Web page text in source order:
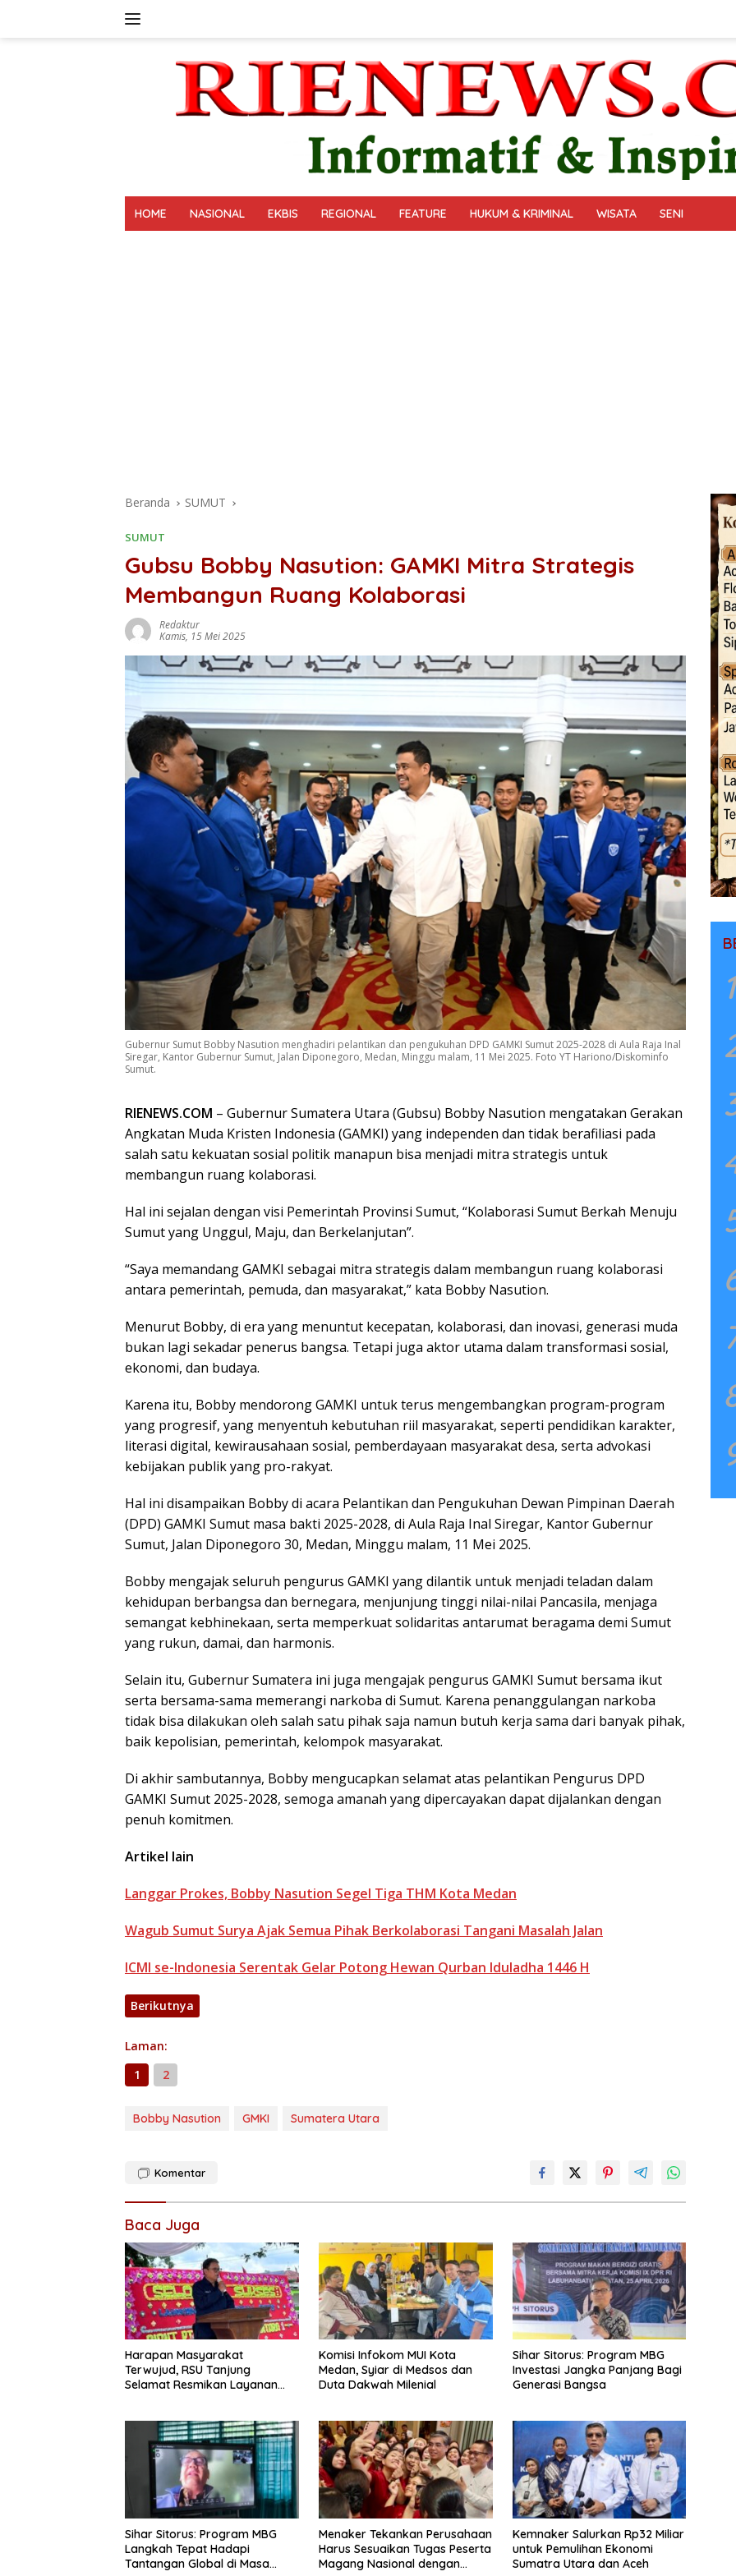
HOME NASIONAL EKBIS REGIONAL FEATURE HUKUM & KRIMINAL WISATA SENI
Beranda SUMUT
SUMUT
Gubsu Bobby Nasution: GAMKI Mitra Strategis
Membangun Ruang Kolaborasi
Redaktur
Kamis, 15 Mei 2025
Gubernur Sumut Bobby Nasution menghadiri pelantikan dan pengukuhan DPD GAMKI Sumut 2025-2028 di Aula Raja Inal
Siregar, Kantor Gubernur Sumut, Jalan Diponegoro, Medan, Minggu malam, 11 Mei 2025. Foto YT Hariono/Diskominfo
Sumut.
RIENEWS.COM – Gubernur Sumatera Utara (Gubsu) Bobby Nasution mengatakan Gerakan
Angkatan Muda Kristen Indonesia (GAMKI) yang independen dan tidak berafiliasi pada
salah satu kekuatan sosial politik manapun bisa menjadi mitra strategis untuk
membangun ruang kolaborasi.
Hal ini sejalan dengan visi Pemerintah Provinsi Sumut, “Kolaborasi Sumut Berkah Menuju
Sumut yang Unggul, Maju, dan Berkelanjutan”.
“Saya memandang GAMKI sebagai mitra strategis dalam membangun ruang kolaborasi
antara pemerintah, pemuda, dan masyarakat,” kata Bobby Nasution.
Menurut Bobby, di era yang menuntut kecepatan, kolaborasi, dan inovasi, generasi muda
bukan lagi sekadar penerus bangsa. Tetapi juga aktor utama dalam transformasi sosial,
ekonomi, dan budaya.
Karena itu, Bobby mendorong GAMKI untuk terus mengembangkan program-program
yang progresif, yang menyentuh kebutuhan riil masyarakat, seperti pendidikan karakter,
literasi digital, kewirausahaan sosial, pemberdayaan masyarakat desa, serta advokasi
kebijakan publik yang pro-rakyat.
Hal ini disampaikan Bobby di acara Pelantikan dan Pengukuhan Dewan Pimpinan Daerah
(DPD) GAMKI Sumut masa bakti 2025-2028, di Aula Raja Inal Siregar, Kantor Gubernur
Sumut, Jalan Diponegoro 30, Medan, Minggu malam, 11 Mei 2025.
Bobby mengajak seluruh pengurus GAMKI yang dilantik untuk menjadi teladan dalam
kehidupan berbangsa dan bernegara, menjunjung tinggi nilai-nilai Pancasila, menjaga
semangat kebhinekaan, serta memperkuat solidaritas antarumat beragama demi Sumut
yang rukun, damai, dan harmonis.
Selain itu, Gubernur Sumatera ini juga mengajak pengurus GAMKI Sumut bersama ikut
serta bersama-sama memerangi narkoba di Sumut. Karena penanggulangan narkoba
tidak bisa dilakukan oleh salah satu pihak saja namun butuh kerja sama dari banyak pihak,
baik kepolisian, pemerintah, kelompok masyarakat.
Di akhir sambutannya, Bobby mengucapkan selamat atas pelantikan Pengurus DPD
GAMKI Sumut 2025-2028, semoga amanah yang dipercayakan dapat dijalankan dengan
penuh komitmen.
Artikel lain
Langgar Prokes, Bobby Nasution Segel Tiga THM Kota Medan
Wagub Sumut Surya Ajak Semua Pihak Berkolaborasi Tangani Masalah Jalan
ICMI se-Indonesia Serentak Gelar Potong Hewan Qurban Iduladha 1446 H
Berikutnya
Laman:
1
2
Bobby Nasution GMKI Sumatera Utara
Komentar
Baca Juga
Harapan Masyarakat
Terwujud, RSU Tanjung
Selamat Resmikan Layanan
Komisi Infokom MUI Kota
Medan, Syiar di Medsos dan
Duta Dakwah Milenial
Sihar Sitorus: Program MBG
Investasi Jangka Panjang Bagi
Generasi Bangsa
Sihar Sitorus: Program MBG
Langkah Tepat Hadapi
Tantangan Global di Masa
Menaker Tekankan Perusahaan
Harus Sesuaikan Tugas Peserta
Magang Nasional dengan
Kemnaker Salurkan Rp32 Miliar
untuk Pemulihan Ekonomi
Sumatra Utara dan Aceh
1